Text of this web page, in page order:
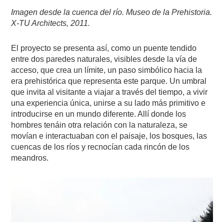
Imagen desde la cuenca del río. Museo de la Prehistoria.
X-TU Architects, 2011.
El proyecto se presenta así, como un puente tendido
entre dos paredes naturales, visibles desde la vía de
acceso, que crea un límite, un paso simbólico hacia la
era prehistórica que representa este parque. Un umbral
que invita al visitante a viajar a través del tiempo, a vivir
una experiencia única, unirse a su lado más primitivo e
introducirse en un mundo diferente. Allí donde los
hombres tenáin otra relación con la naturaleza, se
movían e interactuaban con el paisaje, los bosques, las
cuencas de los ríos y recnocían cada rincón de los
meandros.